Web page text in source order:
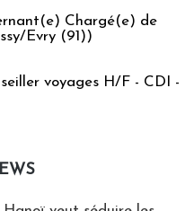
Chargé(e) de
Evry (91))
voyages H/F - CDI -